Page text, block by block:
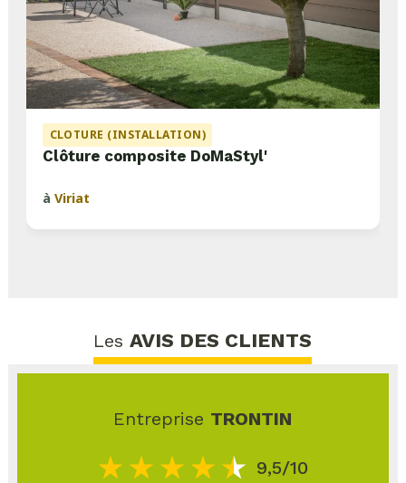
CLOTURE (INSTALLATION)
Clôture composite DoMaStyl'
àViriat
LesAVIS DES CLIENTS
Entreprise TRONTIN
9,5/10